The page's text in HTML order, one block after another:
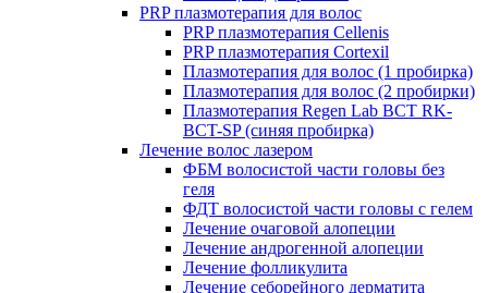
PRP плазмотерапия для волос
PRP плазмотерапия Cellenis
PRP плазмотерапия Cortexil
Плазмотерапия для волос (1 пробирка)
Плазмотерапия для волос (2 пробирки)
Плазмотерапия Regen Lab BCT RK-
BCT-SP (синяя пробирка)
Лечение волос лазером
ФБМ волосистой части головы без
геля
ФДТ волосистой части головы с гелем
Лечение очаговой алопеции
Лечение андрогенной алопеции
Лечение фолликулита
Лечение себорейного дерматита